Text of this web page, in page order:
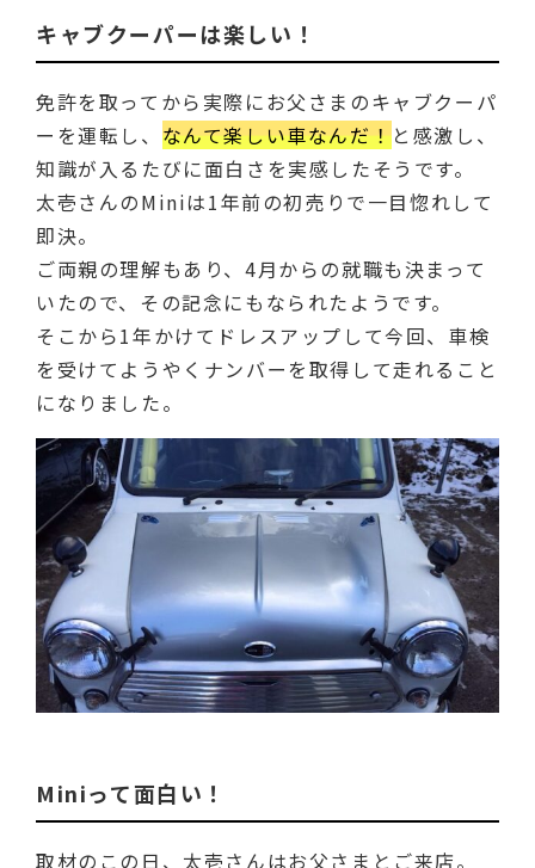
キャブクーパーは楽しい！
免許を取ってから実際にお父さまのキャブクーパ
ーを運転し、 なんて楽しい車なんだ！と感激し、
知識が入るたびに面白さを実感したそうです。
太壱さんのMiniは1年前の初売りで一目惚れして
即決。
ご両親の理解もあり、4月からの就職も決まって
いたので、その記念にもなられたようです。
そこから1年かけてドレスアップして今回、車検
を受けてようやくナンバーを取得して走れること
になりました。
Miniって面白い！
取材のこの日、太壱さんはお父さまとご来店。